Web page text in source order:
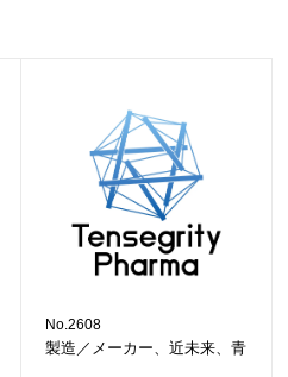
No.2608
製造／メーカー、近未来、青